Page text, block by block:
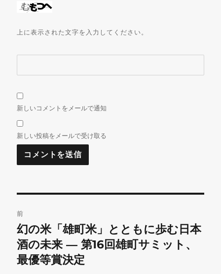
上に表示された文字を入力してください。
新しいコメントをメールで通知
新しい投稿をメールで受け取る
稿
ナ
ビ
前
前
の
投
幻の米「雄町米」とともに歩む日本
酒の未来 ― 第16回雄町サミット、
最優等賞決定